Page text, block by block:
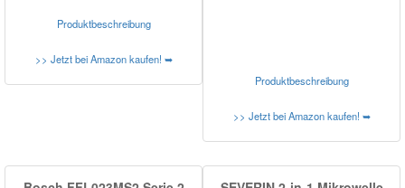
Produktbeschreibung
>> Jetzt bei Amazon kaufen! ➥
Produktbeschreibung
>> Jetzt bei Amazon kaufen! ➥